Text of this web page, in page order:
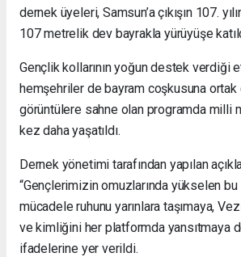
dernek üyeleri, Samsun’a çıkışın 107.
107 metrelik dev bayrakla yürüyüşe
Gençlik kollarının yoğun destek verdiği
hemşehriler de bayram coşkusuna ortak
görüntülere sahne olan programda milli
kez daha yaşatıldı.
Dernek yönetimi tarafından yapılan
“Gençlerimizin omuzlarında yükselen bu
mücadele ruhunu yarınlara taşımaya,
ve kimliğini her platformda yansıtmaya
ifadelerine yer verildi.